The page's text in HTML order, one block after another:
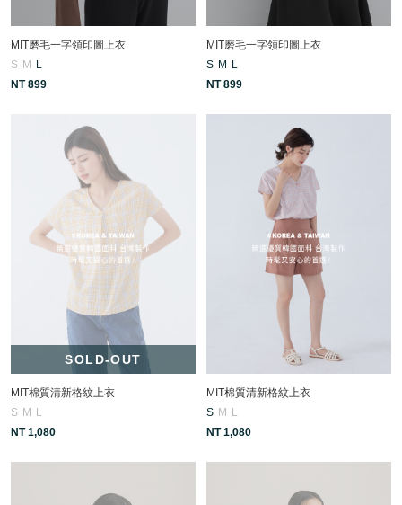
MIT磨毛一字領印圖上衣
S M
L
NT 899
MIT磨毛一字領印圖上衣
S M
L
NT 899
SOLD-OUT
MIT棉質清新格紋上衣
S M L
NT 1,080
MIT棉質清新格紋上衣
S M L
NT 1,080